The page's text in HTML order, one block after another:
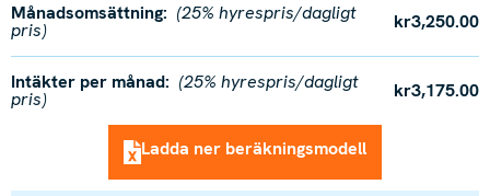
Månadsomsättning: (25% hyrespris/dagligt
pris) kr3,250.00
Intäkter per månad: (25% hyrespris/dagligt
pris) kr3,175.00
Ladda ner beräkningsmodell